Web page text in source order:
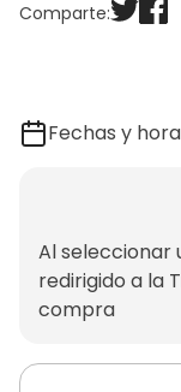
Comparte:
Fechas y
Al seleccionar
redirigido a la
compra